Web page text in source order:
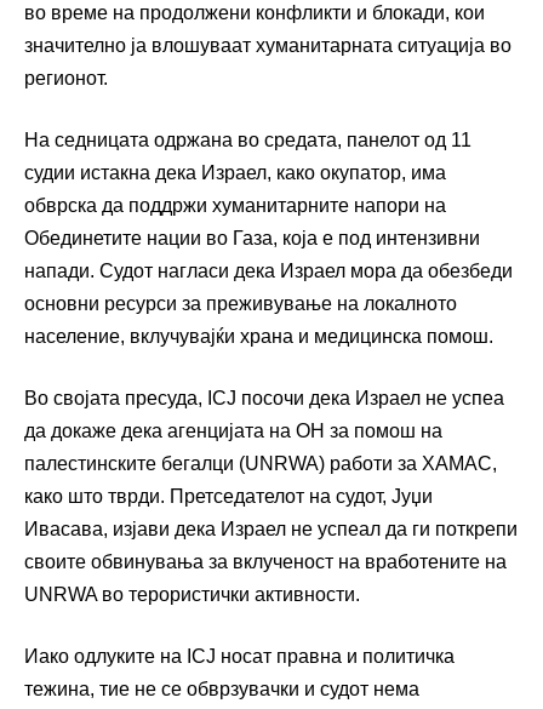
во време на продолжени конфликти и блокади, кои
значително ја влошуваат хуманитарната ситуација во
регионот.
На седницата одржана во средата, панелот од 11
судии истакна дека Израел, како окупатор, има
обврска да поддржи хуманитарните напори на
Обединетите нации во Газа, која е под интензивни
напади. Судот нагласи дека Израел мора да обезбеди
основни ресурси за преживување на локалното
население, вклучувајќи храна и медицинска помош.
Во својата пресуда, ICJ посочи дека Израел не успеа
да докаже дека агенцијата на ОН за помош на
палестинските бегалци (UNRWA) работи за ХАМАС,
како што тврди. Претседателот на судот, Јуџи
Ивасава, изјави дека Израел не успеал да ги поткрепи
своите обвинувања за вклученост на вработените на
UNRWA во терористички активности.
Иако одлуките на ICJ носат правна и политичка
тежина, тие не се обврзувачки и судот нема